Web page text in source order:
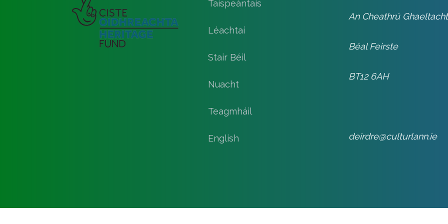
Taispeántais
Léachtaí
Stair Béil
Nuacht
Teagmháil
English
An Cheathrú
Béal Feirste
BT12 6AH
deirdre@culturlann.ie